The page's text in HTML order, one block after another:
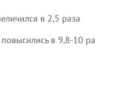
в 2,5 раза
в 9,8-10 ра